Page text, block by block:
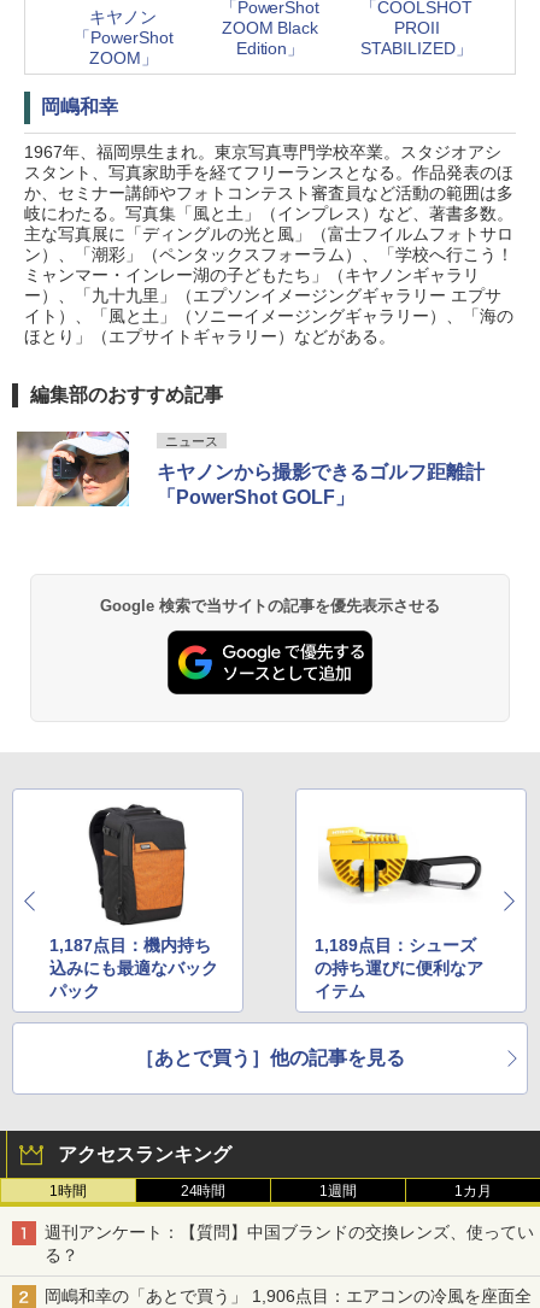
キヤノン
「PowerShot
ZOOM」
「PowerShot
ZOOM Black
Edition」
「COOLSHOT
PROII
STABILIZED」
岡嶋和幸
1967年、福岡県生まれ。東京写真専門学校卒業。スタジオアシ
スタント、写真家助手を経てフリーランスとなる。作品発表のほ
か、セミナー講師やフォトコンテスト審査員など活動の範囲は多
岐にわたる。写真集「風と土」（インプレス）など、著書多数。
主な写真展に「ディングルの光と風」（富士フイルムフォトサロ
ン）、「潮彩」（ペンタックスフォーラム）、「学校へ行こう！
ミャンマー・インレー湖の子どもたち」（キヤノンギャラリ
ー）、「九十九里」（エプソンイメージングギャラリー エプサ
イト）、「風と土」（ソニーイメージングギャラリー）、「海の
ほとり」（エプサイトギャラリー）などがある。
編集部のおすすめ記事
ニュース
キヤノンから撮影できるゴルフ距離計
「PowerShot GOLF」
Google 検索で当サイトの記事を優先表示させる
1,187点目：機内持ち
込みにも最適なバック
パック
1,189点目：シューズ
の持ち運びに便利なア
イテム
［あとで買う］他の記事を見る
アクセスランキング
1時間 24時間 1週間 1カ月
週刊アンケート：【質問】中国ブランドの交換レンズ、使ってい
る？
岡嶋和幸の「あとで買う」 1,906点目：エアコンの冷風を座面全